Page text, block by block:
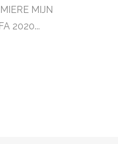
MIJN
2020...